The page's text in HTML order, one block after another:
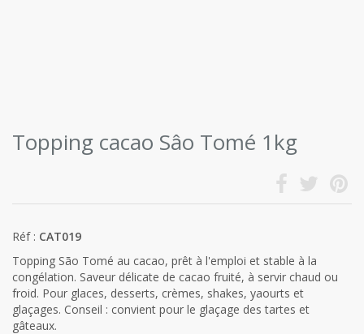
Topping cacao Sâo Tomé 1kg
Réf : CAT019
Topping São Tomé au cacao, prêt à l'emploi et stable à la
congélation. Saveur délicate de cacao fruité, à servir chaud ou
froid. Pour glaces, desserts, crèmes, shakes, yaourts et
glaçages. Conseil : convient pour le glaçage des tartes et
gâteaux.